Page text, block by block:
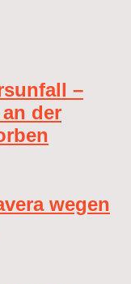
–
der
wegen